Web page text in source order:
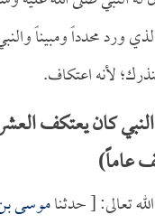
ورد محدداً ومبيناً
لأنه اعتكاف.
كان يعتكف
عاماً)
تعالى: [ حدثناموسى